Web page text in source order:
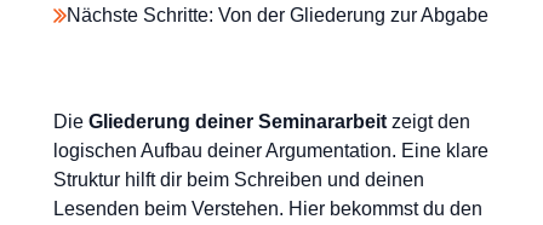
Nächste Schritte: Von der Gliederung zur Abgabe
Die Gliederung deiner Seminararbeit zeigt den
logischen Aufbau deiner Argumentation. Eine klare
Struktur hilft dir beim Schreiben und deinen
Lesenden beim Verstehen. Hier bekommst du den